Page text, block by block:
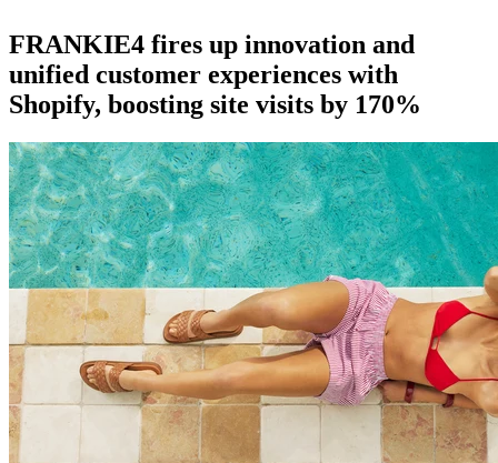
FRANKIE4 fires up innovation and
unified customer experiences with
Shopify, boosting site visits by 170%